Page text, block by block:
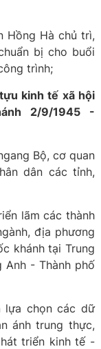
Hồng Hà chủ trì,
bị cho buổi
trình;
kinh tế xã hội
2/9/1945 -
Bộ, cơ quan
dân các tỉnh,
lãm các thành
địa phương
khánh tại Trung
Anh - Thành phố
lựa chọn các dữ
ánh trung thực,
triển kinh tế -